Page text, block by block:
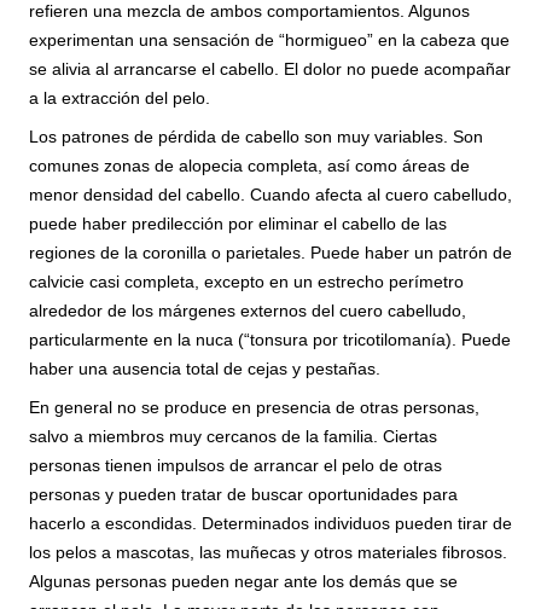
refieren una mezcla de ambos comportamientos. Algunos
experimentan una sensación de “hormigueo” en la cabeza que
se alivia al arrancarse el cabello. El dolor no puede acompañar
a la extracción del pelo.
Los patrones de pérdida de cabello son muy variables. Son
comunes zonas de alopecia completa, así como áreas de
menor densidad del cabello. Cuando afecta al cuero cabelludo,
puede haber predilección por eliminar el cabello de las
regiones de la coronilla o parietales. Puede haber un patrón de
calvicie casi completa, excepto en un estrecho perímetro
alrededor de los márgenes externos del cuero cabelludo,
particularmente en la nuca (“tonsura por tricotilomanía). Puede
haber una ausencia total de cejas y pestañas.
En general no se produce en presencia de otras personas,
salvo a miembros muy cercanos de la familia. Ciertas
personas tienen impulsos de arrancar el pelo de otras
personas y pueden tratar de buscar oportunidades para
hacerlo a escondidas. Determinados individuos pueden tirar de
los pelos a mascotas, las muñecas y otros materiales fibrosos.
Algunas personas pueden negar ante los demás que se